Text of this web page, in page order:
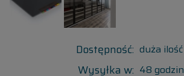
Dostępność: duża ilość
Wysyłka w: 48 godzin